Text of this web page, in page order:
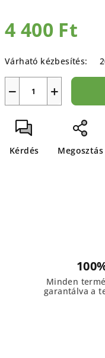
4 400 Ft
Várható kézbesítés:
+
−
Kérdés Megosztás
Minden
garantálva a